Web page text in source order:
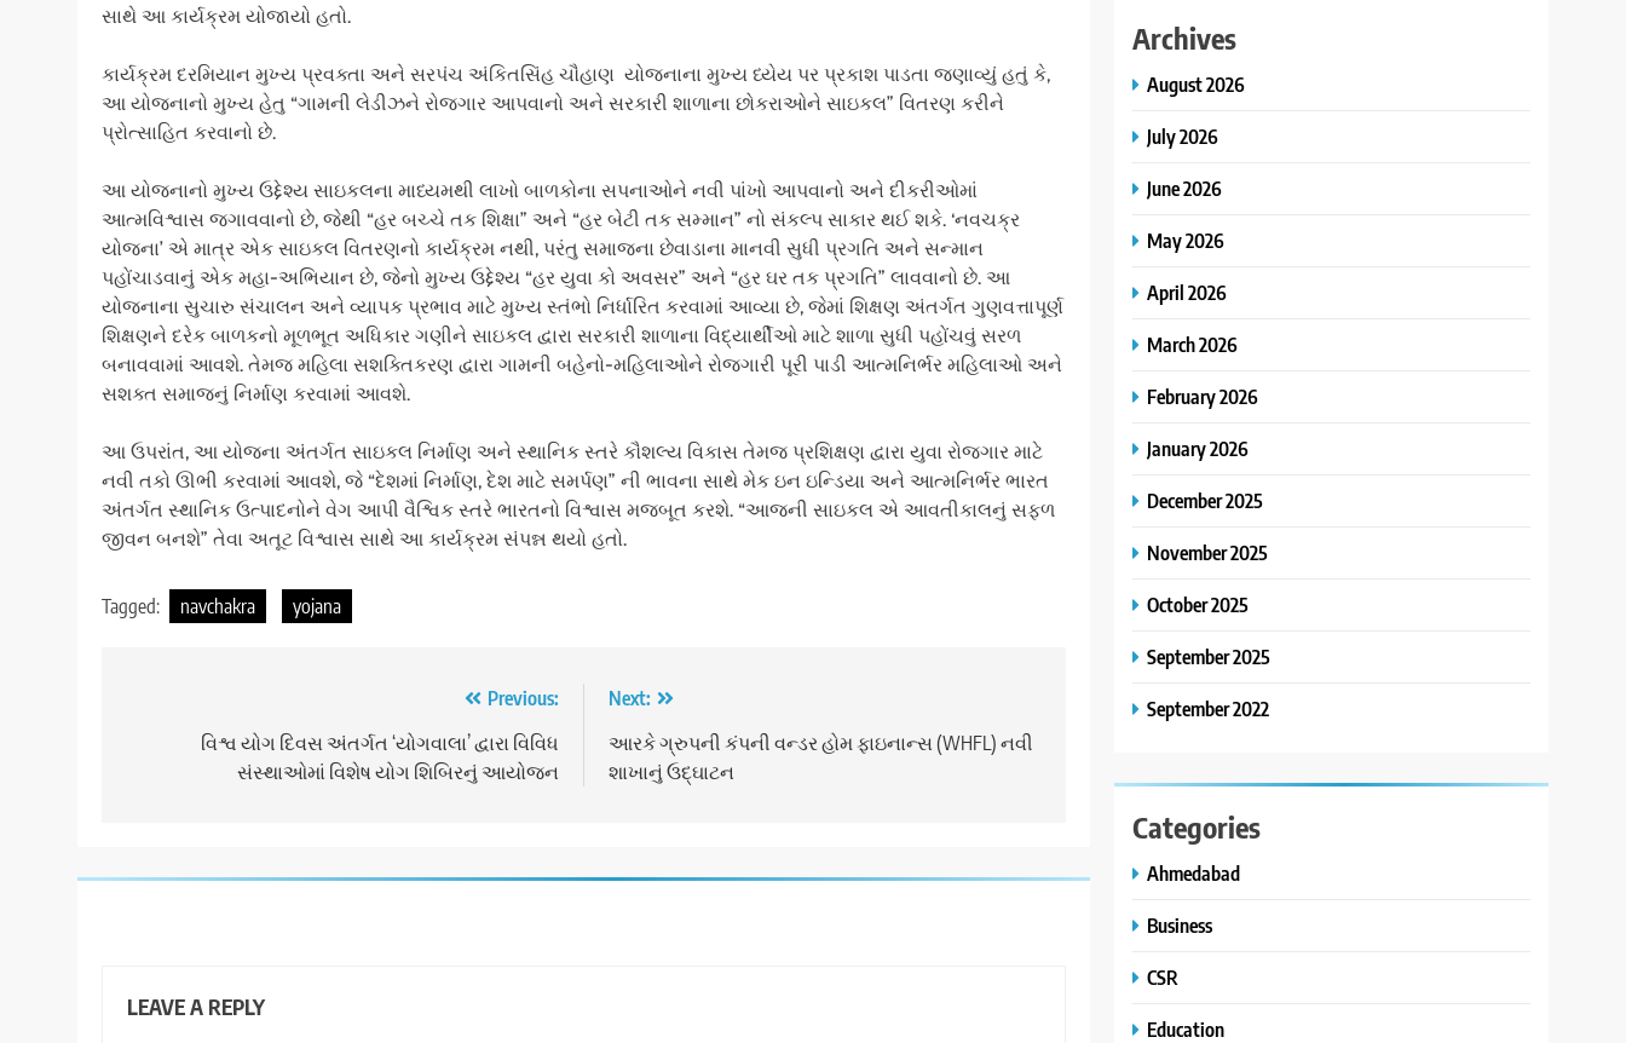
સાથે આ કાર્યક્રમ યોજાયો હતો.
કાર્યક્રમ દરમિયાન મુખ્ય પ્રવક્તા અને સરપંચ અંકિતસિંહ ચૌહાણ યોજનાના મુખ્ય ધ્યેય પર પ્રકાશ પાડતા જણાવ્યું હતું કે,
આ યોજનાનો મુખ્ય હેતુ “ગામની લેડીઝને રોજગાર આપવાનો અને સરકારી શાળાના છોકરાઓને સાઇકલ” વિતરણ કરીને
પ્રોત્સાહિત કરવાનો છે.
આ યોજનાનો મુખ્ય ઉદ્દેશ્ય સાઇકલના માધ્યમથી લાખો બાળકોના સપનાઓને નવી પાંખો આપવાનો અને દીકરીઓમાં
આત્મવિશ્વાસ જગાવવાનો છે, જેથી “હર બચ્ચે તક શિક્ષા” અને “હર બેટી તક સમ્માન” નો સંકલ્પ સાકાર થઈ શકે. ‘નવચક્ર
યોજના’ એ માત્ર એક સાઇકલ વિતરણનો કાર્યક્રમ નથી, પરંતુ સમાજના છેવાડાના માનવી સુધી પ્રગતિ અને સન્માન
પહોંચાડવાનું એક મહા-અભિયાન છે, જેનો મુખ્ય ઉદ્દેશ્ય “હર યુવા કો અવસર” અને “હર ઘર તક પ્રગતિ” લાવવાનો છે. આ
યોજનાના સુચારુ સંચાલન અને વ્યાપક પ્રભાવ માટે મુખ્ય સ્તંભો નિર્ધારિત કરવામાં આવ્યા છે, જેમાં શિક્ષણ અંતર્ગત ગુણવત્તાપૂર્ણ
શિક્ષણને દરેક બાળકનો મૂળભૂત અધિકાર ગણીને સાઇકલ દ્વારા સરકારી શાળાના વિદ્યાર્થીઓ માટે શાળા સુધી પહોંચવું સરળ
બનાવવામાં આવશે. તેમજ મહિલા સશક્તિકરણ દ્વારા ગામની બહેનો-મહિલાઓને રોજગારી પૂરી પાડી આત્મનિર્ભર મહિલાઓ અને
સશક્ત સમાજનું નિર્માણ કરવામાં આવશે.
આ ઉપરાંત, આ યોજના અંતર્ગત સાઇકલ નિર્માણ અને સ્થાનિક સ્તરે કૌશલ્ય વિકાસ તેમજ પ્રશિક્ષણ દ્વારા યુવા રોજગાર માટે
નવી તકો ઊભી કરવામાં આવશે, જે “દેશમાં નિર્માણ, દેશ માટે સમર્પણ” ની ભાવના સાથે મેક ઇન ઇન્ડિયા અને આત્મનિર્ભર ભારત
અંતર્ગત સ્થાનિક ઉત્પાદનોને વેગ આપી વૈશ્વિક સ્તરે ભારતનો વિશ્વાસ મજબૂત કરશે. “આજની સાઇકલ એ આવતીકાલનું સફળ
જીવન બનશે” તેવા અતૂટ વિશ્વાસ સાથે આ કાર્યક્રમ સંપન્ન થયો હતો.
Tagged: navchakra yojana
navigation
Previous:
વિશ્વ યોગ દિવસ અંતર્ગત ‘યોગવાલા’ દ્વારા વિવિધ
સંસ્થાઓમાં વિશેષ યોગ શિબિરનું આયોજન
Next:
આરકે ગ્રુપની કંપની વન્ડર હોમ ફાઇનાન્સ (WHFL) નવી
શાખાનું ઉદ્ઘાટન
LEAVE A REPLY
Archives
August 2026
July 2026
June 2026
May 2026
April 2026
March 2026
February 2026
January 2026
December 2025
November 2025
October 2025
September 2025
September 2022
Categories
Ahmedabad
Business
CSR
Education